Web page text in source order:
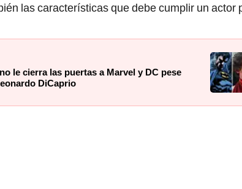
las características que debe cumplir un actor
le cierra las puertas a Marvel y DC pese
DiCaprio